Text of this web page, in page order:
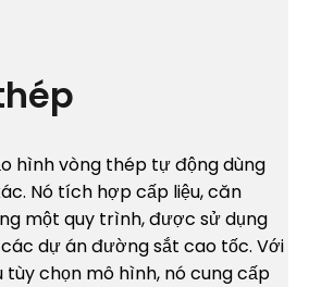
hình vòng thép tự động dùng
Nó tích hợp cấp liệu, căn
một quy trình, được sử dụng
dự án đường sắt cao tốc. Với
tùy chọn mô hình, nó cung cấp